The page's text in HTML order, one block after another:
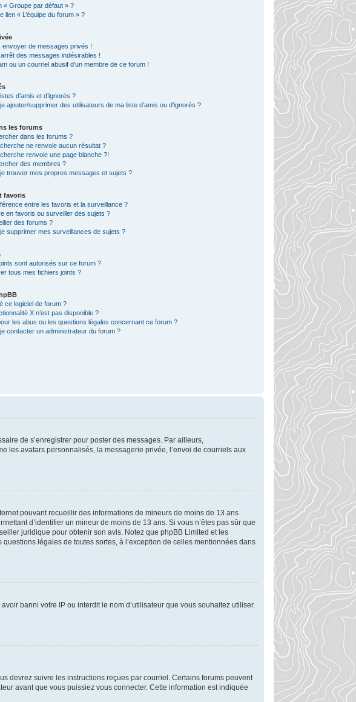
« Groupe par défaut » ?
lien « L’équipe du forum » ?
envoyer de messages privés !
des messages indésirables !
ou un courriel abusif d’un membre de ce forum !
d’amis et d’ignorés ?
ajouter/supprimer des utilisateurs de ma liste d’amis ou d’ignorés ?
les forums
dans les forums ?
ne renvoie aucun résultat ?
renvoie une page blanche ?!
des membres ?
trouver mes propres messages et sujets ?
favoris
entre les favoris et la surveillance ?
en favoris ou surveiller des sujets ?
des forums ?
supprimer mes surveillances de sujets ?
sont autorisés sur ce forum ?
tous mes fichiers joints ?
ce logiciel de forum ?
X n’est pas disponible ?
les abus ou les questions légales concernant ce forum ?
contacter un administrateur du forum ?
de s’enregistrer pour poster des messages. Par ailleurs,
les avatars personnalisés, la messagerie privée, l’envoi de courriels aux
pouvant recueillir des informations de mineurs de moins de 13 ans
d’identifier un mineur de moins de 13 ans. Si vous n’êtes pas sûr que
juridique pour obtenir son avis. Notez que phpBB Limited et les
légales de toutes sortes, à l’exception de celles mentionnées dans
banni votre IP ou interdit le nom d’utilisateur que vous souhaitez utiliser.
devrez suivre les instructions reçues par courriel. Certains forums peuvent
avant que vous puissiez vous connecter. Cette information est indiquée